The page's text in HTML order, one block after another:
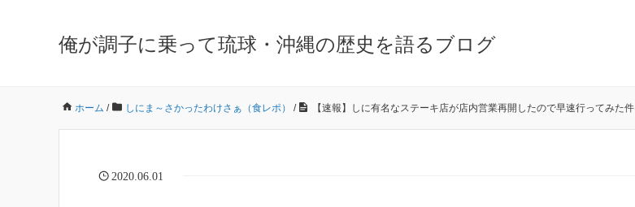
俺が調子に乗って琉球・沖縄の歴史を語るブログ
ホーム / しにま～さかったわけさぁ（食レポ） / 【速報】しに有名なステーキ店が店内営業再開したので早速行ってみた件
2020.06.01